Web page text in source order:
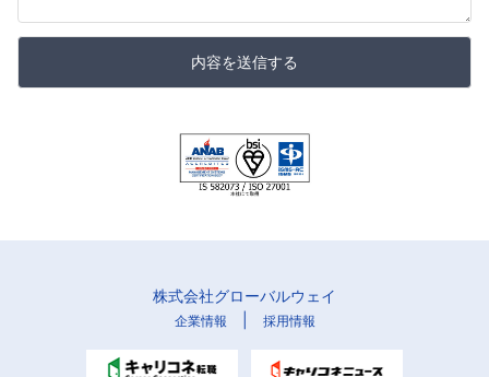
内容を送信する
株式会社グローバルウェイ
企業情報 採用情報